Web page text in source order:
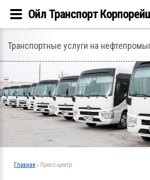
Транспортные услуги на
Главная Пресс-центр
Ойл Транспорт